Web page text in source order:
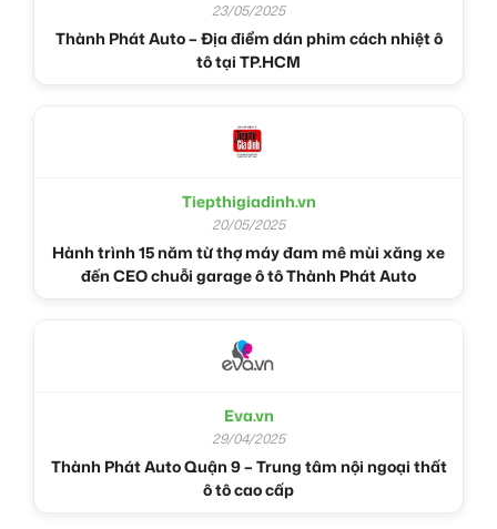
23/05/2025
Thành Phát Auto – Địa điểm dán phim cách nhiệt ô
tô tại TP.HCM
Tiepthigiadinh.vn
20/05/2025
Hành trình 15 năm từ thợ máy đam mê mùi xăng xe
đến CEO chuỗi garage ô tô Thành Phát Auto
Eva.vn
29/04/2025
Thành Phát Auto Quận 9 – Trung tâm nội ngoại thất
ô tô cao cấp